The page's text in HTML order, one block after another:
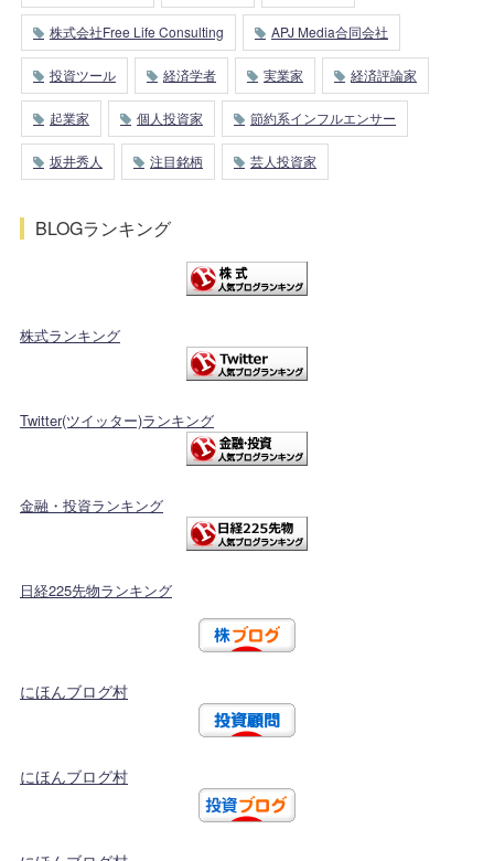
株式会社Free Life Consulting APJ Media合同会社
投資ツール 経済学者 実業家 経済評論家
起業家 個人投資家 節約系インフルエンサー
坂井秀人 注目銘柄 芸人投資家
BLOGランキング
株式ランキング
Twitter(ツイッター)ランキング
金融・投資ランキング
日経225先物ランキング
にほんブログ村
にほんブログ村